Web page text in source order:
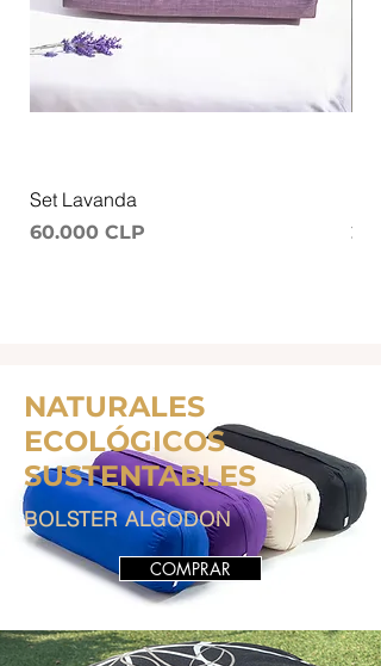
Set Lavanda
Precio
60.000 CLP
NATURALES
ECOLÓGICOS
SUSTENTABLES
BOLSTER ALGODON
COMPRAR